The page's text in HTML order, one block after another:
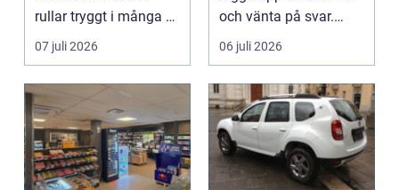
rullar tryggt i många år
och återkommande ...
07 juli 2026
och vänta på svar.
Många vill få en bra
p...
06 juli 2026